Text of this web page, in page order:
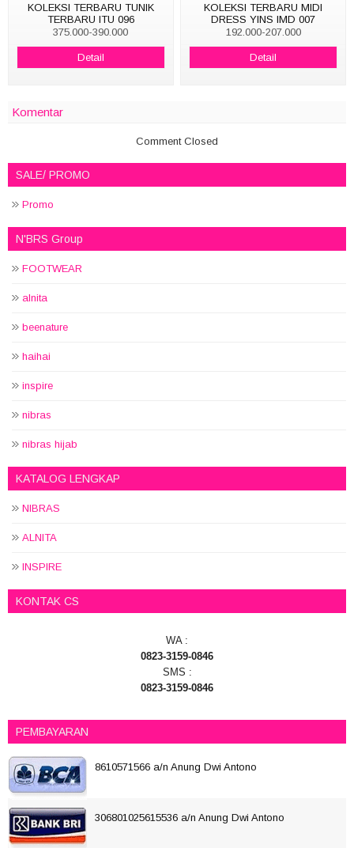
KOLEKSI TERBARU TUNIK
TERBARU ITU 096
375.000-390.000
Detail
KOLEKSI TERBARU MIDI
DRESS YINS IMD 007
192.000-207.000
Detail
Komentar
Comment Closed
SALE/ PROMO
Promo
N'BRS Group
FOOTWEAR
alnita
beenature
haihai
inspire
nibras
nibras hijab
KATALOG LENGKAP
NIBRAS
ALNITA
INSPIRE
KONTAK CS
WA :
0823-3159-0846
SMS :
0823-3159-0846
PEMBAYARAN
8610571566 a/n Anung Dwi Antono
306801025615536 a/n Anung Dwi Antono